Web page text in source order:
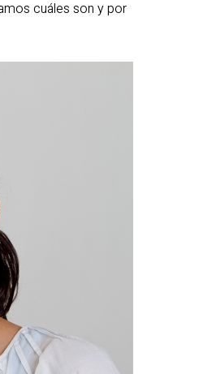
cuáles son y por